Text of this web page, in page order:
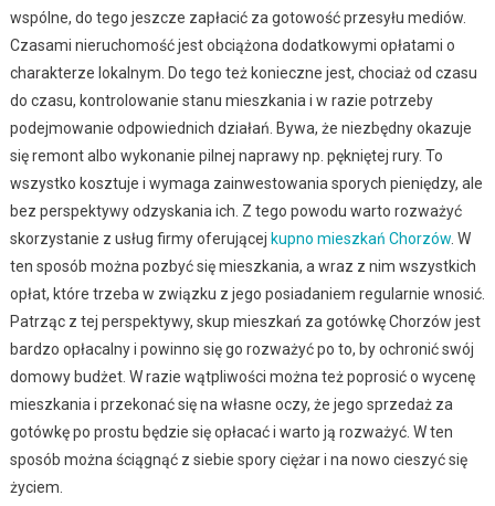
wspólne, do tego jeszcze zapłacić za gotowość przesyłu mediów.
Czasami nieruchomość jest obciążona dodatkowymi opłatami o
charakterze lokalnym. Do tego też konieczne jest, chociaż od czasu
do czasu, kontrolowanie stanu mieszkania i w razie potrzeby
podejmowanie odpowiednich działań. Bywa, że niezbędny okazuje
się remont albo wykonanie pilnej naprawy np. pękniętej rury. To
wszystko kosztuje i wymaga zainwestowania sporych pieniędzy, ale
bez perspektywy odzyskania ich. Z tego powodu warto rozważyć
skorzystanie z usług firmy oferującej kupno mieszkań Chorzów. W
ten sposób można pozbyć się mieszkania, a wraz z nim wszystkich
opłat, które trzeba w związku z jego posiadaniem regularnie wnosić.
Patrząc z tej perspektywy, skup mieszkań za gotówkę Chorzów jest
bardzo opłacalny i powinno się go rozważyć po to, by ochronić swój
domowy budżet. W razie wątpliwości można też poprosić o wycenę
mieszkania i przekonać się na własne oczy, że jego sprzedaż za
gotówkę po prostu będzie się opłacać i warto ją rozważyć. W ten
sposób można ściągnąć z siebie spory ciężar i na nowo cieszyć się
życiem.